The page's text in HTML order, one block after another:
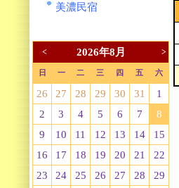
美濃民宿
< 2026年8月 >
日 一 二 三 四 五 六
26 27 28 29 30 31
1
2
3 4 5 6 7
8
9
10 11 12 13 14
15
16
17 18 19 20 21
22
23
24 25 26 27 28
29